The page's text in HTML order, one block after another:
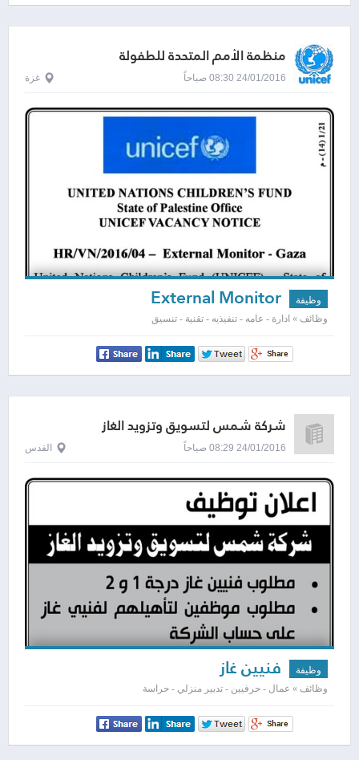
منظمة الأمم المتحدة للطفولة
24/01/2016 08:30 صباحاً غزة
وظيفة
وظائف » ادارة - عامه - تنفيذيه - تقنية - تنسيق
شركة شمس لتسويق وتزويد الغاز
24/01/2016 08:29 صباحاً القدس
وظيفة فنيين غاز
وظائف » عمال - حرفيين - تدبير منزلي - حراسة